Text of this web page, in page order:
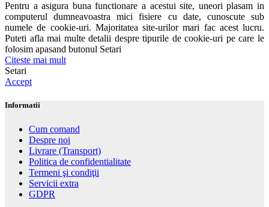
Pentru a asigura buna functionare a acestui site, uneori plasam in
computerul dumneavoastra mici fisiere cu date, cunoscute sub
numele de cookie-uri. Majoritatea site-urilor mari fac acest lucru.
Puteti afla mai multe detalii despre tipurile de cookie-uri pe care le
folosim apasand butonul Setari
Citeste mai mult
Setari
Accept
Informatii
Cum comand
Despre noi
Livrare (Transport)
Politica de confidentialitate
Termeni şi condiţii
Servicii extra
GDPR